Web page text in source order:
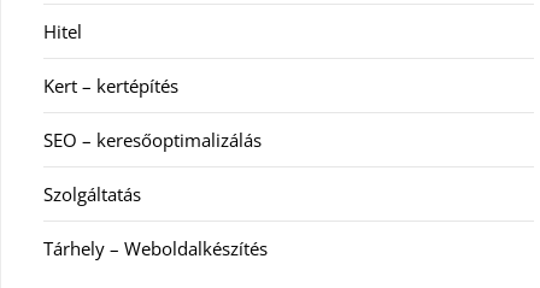
Hitel
Kert – kertépítés
SEO – keresőoptimalizálás
Szolgáltatás
Tárhely – Weboldalkészítés